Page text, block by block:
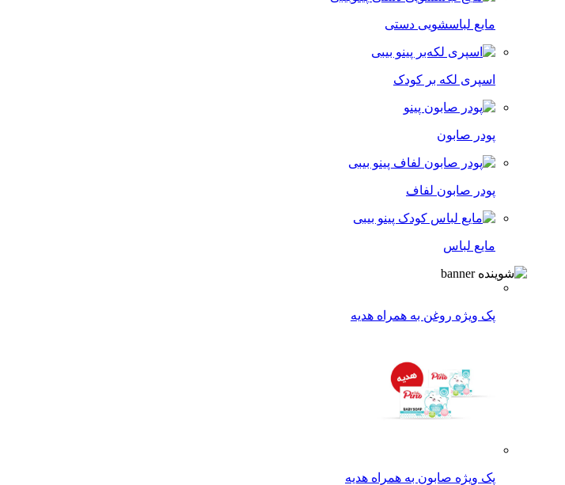
مایع لباسشویی دستی
اسپری لکه‌ بر کودک
پودر صابون
پودر صابون لفاف
مایع لباس
پک ویژه روغن به همراه هدیه
پک ویژه صابون به همراه هدیه